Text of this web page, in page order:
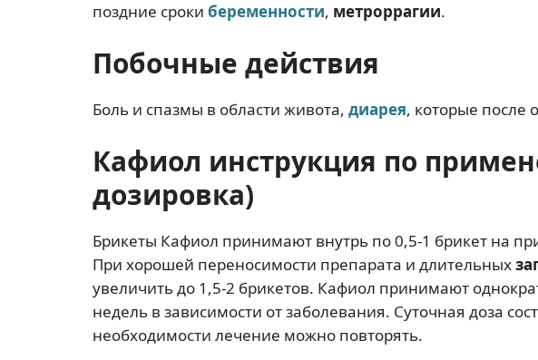
поздние сроки беременности, метроррагии.
Побочные действия
Боль и спазмы в области живота, диарея, которые после
Кафиол инструкция по
дозировка)
Брикеты Кафиол принимают внутрь по 0,5-1 брикет на
При хорошей переносимости препарата и длительных
увеличить до 1,5-2 брикетов. Кафиол принимают
недель в зависимости от заболевания. Суточная доза
необходимости лечение можно повторять.